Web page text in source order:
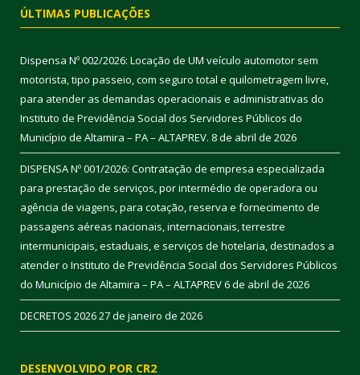
ÚLTIMAS PUBLICAÇÕES
Dispensa Nº 002/2026: Locação de UM veículo automotor sem
motorista, tipo passeio, com seguro total e quilometragem livre,
para atender as demandas operacionais e administrativas do
Instituto de Previdência Social dos Servidores Públicos do
Município de Altamira – PA – ALTAPREV. 8 de abril de 2026
DISPENSA Nº 001/2026: Contratação de empresa especializada
para prestação de serviços, por intermédio de operadora ou
agência de viagens, para cotação, reserva e fornecimento de
passagens aéreas nacionais, internacionais, terrestre
intermunicipais, estaduais, e serviços de hotelaria, destinados a
atender o Instituto de Previdência Social dos Servidores Públicos
do Município de Altamira – PA – ALTAPREV6 de abril de 2026
DECRETOS 202627 de janeiro de 2026
DESENVOLVIDO POR CR2